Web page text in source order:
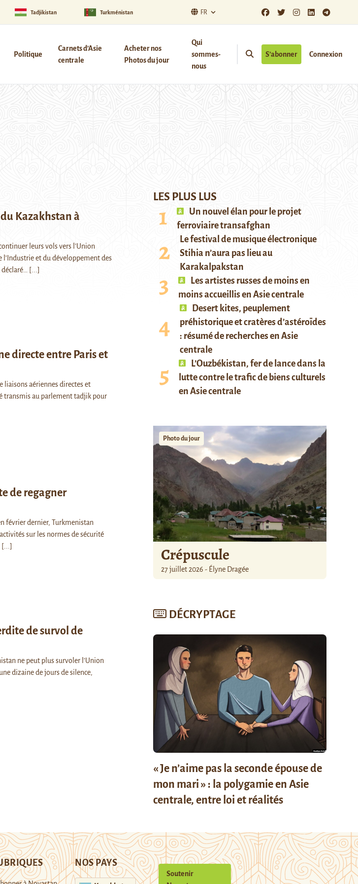
Tadjikistan Turkménistan FR
Politique
Carnets d’Asie
centrale
Acheter nos
Photos du jour
Qui
sommes-
nous
S’abonner Connexion
Kazakhstan à
leurs vols vers l'Union
et du développement des
[...]
directe entre Paris et
liaisons aériennes directes et
transmis au parlement tadjik pour
de regagner
février dernier, Turkmenistan
sur les normes de sécurité
[...]
de survol de
ne peut plus survoler l’Union
dizaine de jours de silence,
LES PLUS LUS
Un nouvel élan pour le projet
ferroviaire transafghan
Le festival de musique électronique
Stihia n’aura pas lieu au
Karakalpakstan
Les artistes russes de moins en
moins accueillis en Asie centrale
Desert kites, peuplement
préhistorique et cratères d’astéroïdes
: résumé de recherches en Asie
centrale
L’Ouzbékistan, fer de lance dans la
lutte contre le trafic de biens culturels
en Asie centrale
Photo du jour
Crépuscule
27 juillet 2026 - Élyne Dragée
DÉCRYPTAGE
« Je n’aime pas la seconde épouse de
mon mari » : la polygamie en Asie
centrale, entre loi et réalités
NOS PAYS
Soutenir